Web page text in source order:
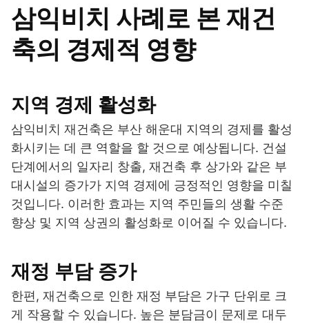
삼익비치 사례로 본 재건
축의 경제적 영향
지역 경제 활성화
삼익비치 재건축은 부산 해운대 지역의 경제를 활성
화시키는 데 큰 역할을 할 것으로 예상됩니다. 건설
단계에서의 일자리 창출, 재건축 후 상가와 같은 부
대시설의 증가가 지역 경제에 긍정적인 영향을 미칠
것입니다. 이러한 효과는 지역 주민들의 생활 수준
향상 및 지역 상권의 활성화로 이어질 수 있습니다.
재정 부담 증가
한편, 재건축으로 인한 재정 부담은 가구 단위로 크
게 작용할 수 있습니다. 높은 분담금이 문제로 대두